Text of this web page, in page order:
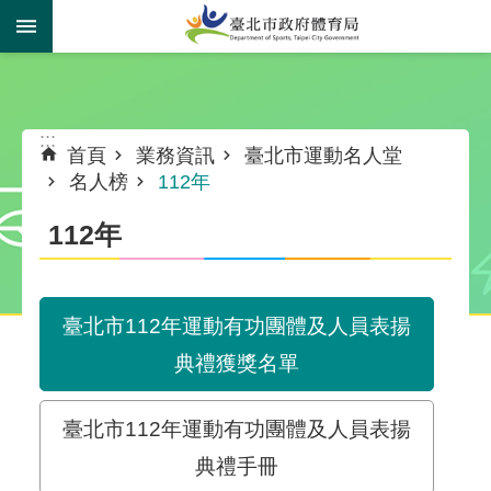
跳到主要內容區塊
:::
首頁 業務資訊
臺北市運動名人堂
名人榜
112年
112年
臺北市112年運動有功團體及人員表揚
典禮獲獎名單
臺北市112年運動有功團體及人員表揚
典禮手冊